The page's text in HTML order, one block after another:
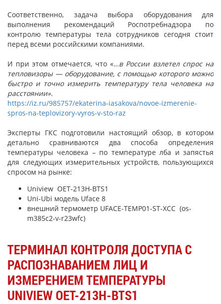
Соответственно, задача выбора оборудования для
выполнения рекомендаций Роспотребнадзора по
контролю температуры тела сотрудников сегодня стоит
перед всеми российскими компаниями.
И при этом отмечается, что «…в России взлетел спрос на
тепловизоры — оборудование, с помощью которого можно
быстро и точно измерить температуру тела человека на
расстоянии».
https://iz.ru/985757/ekaterina-iasakova/novoe-izmerenie-
spros-na-teplovizory-vyros-v-sto-raz
Эксперты ГКС подготовили настоящий обзор, в котором
детально сравниваются два способа определения
температуры человека – по температуре лба и запястья
для следующих измерительных устройств, пользующихся
спросом на рынке:
Uniview OET-213H-BTS1
Uni-Ubi модель Uface 8
внешний термометр UFACE-TEMP01-ST-XCC (os-
m385c2-v-r23wfc)
ТЕРМИНАЛ КОНТРОЛЯ ДОСТУПА С
РАСПОЗНАВАНИЕМ ЛИЦ И
ИЗМЕРЕНИЕМ ТЕМПЕРАТУРЫ
UNIVIEW OET-213H-BTS1